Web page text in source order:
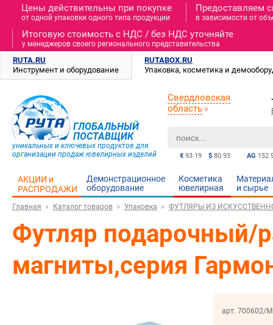
Цены действительны при покупке
от одной упаковки одного типа продукции
Предоставляем
в зависимости от
Итоговую стоимость c НДС / без НДС уточняйте
у менеджеров своего регионального представительства
RUTA.RU
Инструмент и оборудование
RUTABOX.RU
Упаковка, косметика и
ГЛОБАЛЬНЫЙ
ПОСТАВЩИК
уникальных и ключевых продуктов для
организации продаж ювелирных изделий
AG
€ 93.19 $ 80.93
Свердловская
область
АКЦИИ и
РАСПРОДАЖИ
Демонстрационное
оборудование
Косметика
ювелирная
и cырье
Главная Каталог товаров Упаковка ФУТЛЯРЫ ИЗ
Футляр подарочный/
магниты,серия
арт. 700602/М